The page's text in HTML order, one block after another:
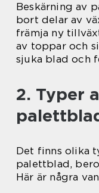
Beskärning av
bort delar av
främja ny
av toppar och
sjuka blad och
2. Typer
Det finns olika
palettblad,
Här är några